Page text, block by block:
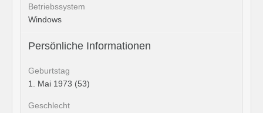
Betriebssystem
Windows
Persönliche Informationen
Geburtstag
1. Mai 1973 (53)
Geschlecht